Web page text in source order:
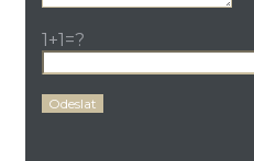
1+1=?